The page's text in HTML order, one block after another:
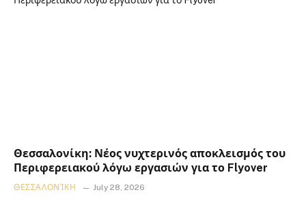
Θεσσαλονίκη: Νέος νυχτερινός αποκλεισμός του
Περιφερειακού λόγω εργασιών για το Flyover
ΘΕΣΣΑΛΟΝΊΚΗ July 28, 2026